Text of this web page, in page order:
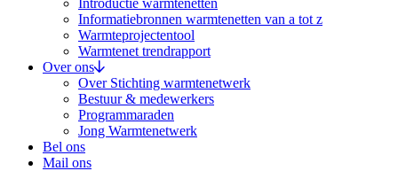
Informatiebronnen warmtenetten van a tot z
Warmteprojectentool
Warmtenet trendrapport
Over ons
Over Stichting warmtenetwerk
Bestuur & medewerkers
Programmaraden
Jong Warmtenetwerk
Bel ons
Mail ons